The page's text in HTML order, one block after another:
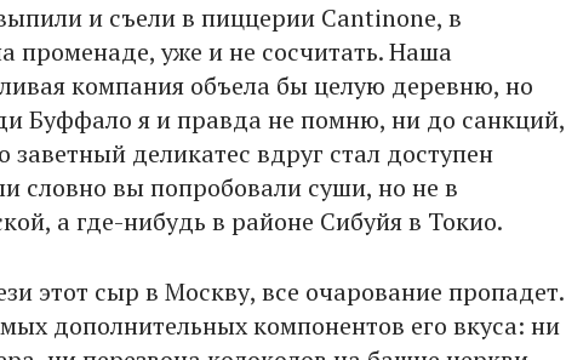
и съели в пиццерии Cantinone, в
променаде, уже и не сосчитать. Наша
компания объела бы целую деревню, но
Буффало я и правда не помню, ни до санкций,
заветный деликатес вдруг стал доступен
словно вы попробовали суши, но не в
а где-нибудь в районе Сибуйя в Токио.
этот сыр в Москву, все очарование пропадет.
дополнительных компонентов его вкуса: ни